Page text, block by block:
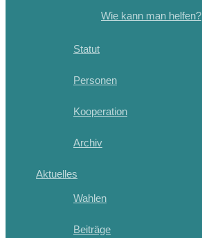
Wie kann man helfen?
Statut
Personen
Kooperation
Archiv
Aktuelles
Wahlen
Beiträge